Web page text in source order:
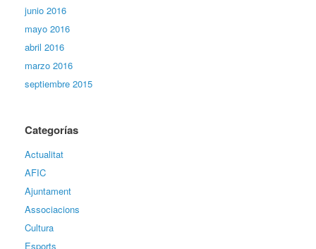
junio 2016
mayo 2016
abril 2016
marzo 2016
septiembre 2015
Categorías
Actualitat
AFIC
Ajuntament
Associacions
Cultura
Esports